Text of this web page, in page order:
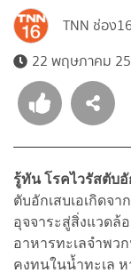
TNN ช่อง
22 พฤษภาคม
รู้ทัน โรคไวรัสตับอั
ตับอักเสบเอเกิดจ
อุจจาระสู่สิ่งแวดล้
อาหารทะเลจำพว
คงทนในน้ำทะเล